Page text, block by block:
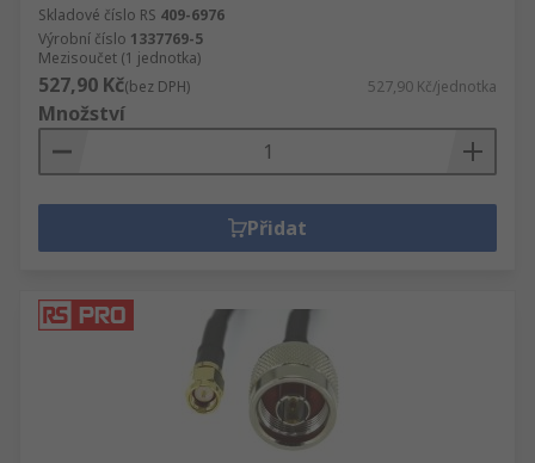
Skladové číslo RS 409-6976
Výrobní číslo 1337769-5
Mezisoučet (1 jednotka)
527,90 Kč(bez DPH) 527,90 Kč/jednotka
Množství
Přidat